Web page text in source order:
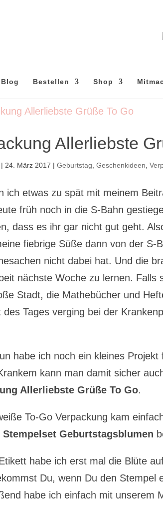
Blog Bestellen Shop
Allerliebste
| 24. März 2017 |Geburtstag ,Geschenkideen ,
ich etwas zu spät mit meinem
früh noch in die S-Bahn
dass es ihr gar nicht gut geht.
fiebrige Süße dann von der
nicht dabei hat. Und die
nächste Woche zu lernen.
Stadt, die Mathebücher und
des Tages verging bei der
habe ich noch ein kleines
kann man damit sicher
Allerliebste Grüße To Go.
To-Go Verpackung kam
Stempelset Geburtstagsblumen
habe ich erst mal die Blüte
Du, wenn Du den Stempel
habe ich einfach mit unserem